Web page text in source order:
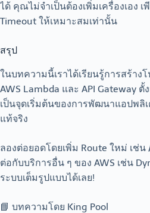
ได้ คุณไม่จำเป็นต้องเพิ่มเครื่องเอง เ
Timeout ให้เหมาะสมเท่านั้น
สรุป
ในบทความนี้เราได้เรียนรู้การสร้างโ
AWS Lambda และ API Gateway ตั้
เป็นจุดเริ่มต้นของการพัฒนาแอปพลิ
แท้จริง
ลองต่อยอดโดยเพิ่ม Route ใหม่ เช่น
ต่อกับบริการอื่น ๆ ของ AWS เช่น
ระบบเต็มรูปแบบได้เลย!
📘 บทความโดย King Pool